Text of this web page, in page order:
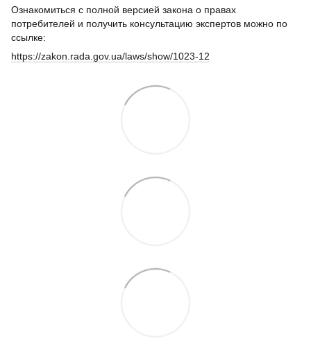
Ознакомиться с полной версией закона о правах
потребителей и получить консультацию экспертов можно по
ссылке:
https://zakon.rada.gov.ua/laws/show/1023-12